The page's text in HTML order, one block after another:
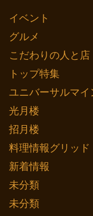
イベント
グルメ
こだわりの人と店
トップ特集
ユニバーサルマイ
光月楼
招月楼
料理情報グリッド
新着情報
未分類
未分類